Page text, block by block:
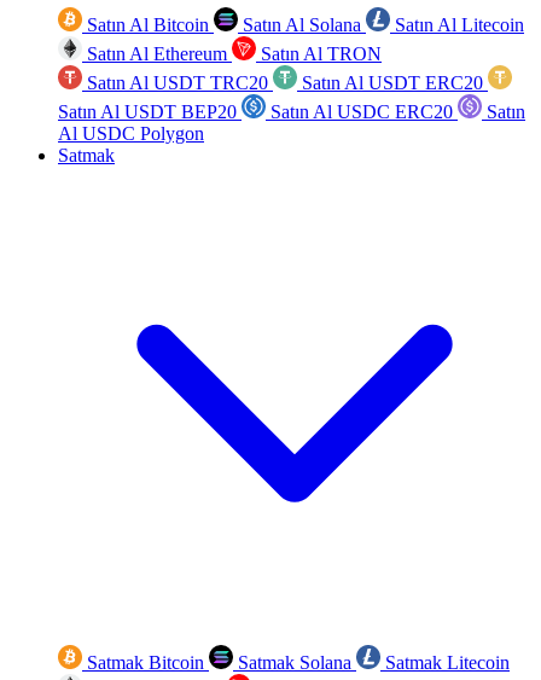
Satın Al Bitcoin Satın Al Solana
Satın Al Litecoin
Satın Al Ethereum
Satın Al TRON
Satın Al USDT TRC20
Satın Al USDT ERC20
Satın Al USDT BEP20
Satın Al USDC ERC20
Satın
Al USDC Polygon
Satmak
Satmak Bitcoin Satmak Solana
Satmak Litecoin